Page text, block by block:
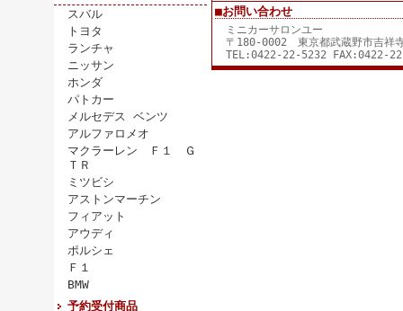
スバル
トヨタ
ランチャ
ニッサン
ホンダ
パトカー
メルセデス ベンツ
アルファロメオ
マクラーレン Ｆ１ Ｇ
ＴＲ
ミツビシ
アストンマーチン
フィアット
アウディ
ポルシェ
Ｆ１
BMW
予約受付商品
■お問い合わせ
ミニカーサロンユー
〒180-0002 東京都武蔵野市吉祥
TEL:0422-22-5232 FAX:0422-